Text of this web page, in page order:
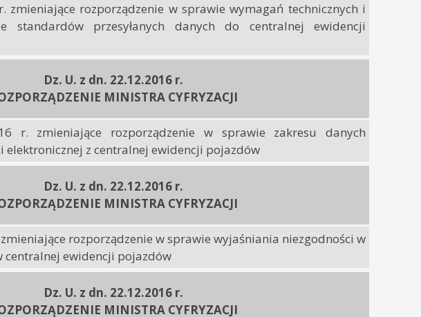
rozporządzenie w sprawie wymagań technicznych i
standardów przesyłanych danych do centralnej ewidencji
Dz. U. z dn. 22.12.2016 r.
MINISTRA CYFRYZACJI
r. zmieniające rozporządzenie w sprawie zakresu danych
elektronicznej z centralnej ewidencji pojazdów
Dz. U. z dn. 22.12.2016 r.
MINISTRA CYFRYZACJI
rozporządzenie w sprawie wyjaśniania niezgodności w
centralnej ewidencji pojazdów
Dz. U. z dn. 22.12.2016 r.
MINISTRA CYFRYZACJI